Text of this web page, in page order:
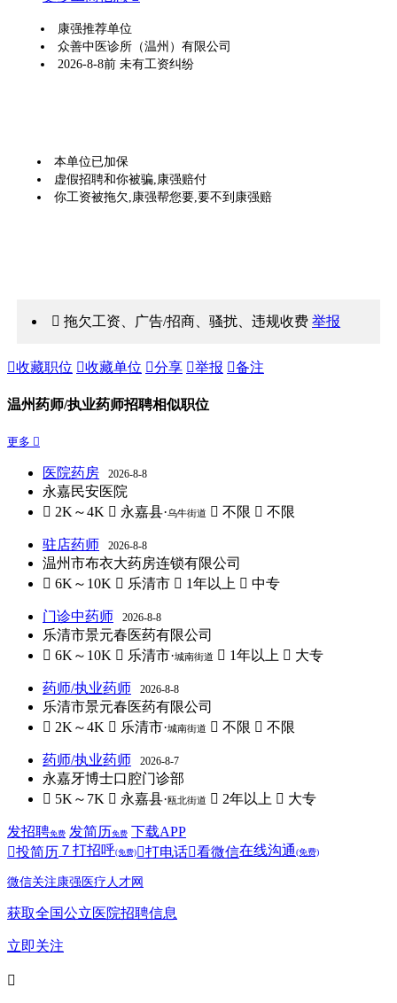
康强推荐单位
众善中医诊所（温州）有限公司
2026-8-8前 未有工资纠纷
本单位已加保
虚假招聘和你被骗,康强赔付
你工资被拖欠,康强帮您要,要不到康强赔
 拖欠工资、广告/招商、骚扰、违规收费举报
收藏职位 收藏单位 分享 举报 备注
温州药师/执业药师招聘相似职位
更多 
医院药房 2026-8-8
永嘉民安医院
 2K～4K  永嘉县·乌牛街道  不限  不限
驻店药师 2026-8-8
温州市布衣大药房连锁有限公司
 6K～10K  乐清市  1年以上  中专
门诊中药师 2026-8-8
乐清市景元春医药有限公司
 6K～10K  乐清市·城南街道  1年以上  大专
药师/执业药师 2026-8-8
乐清市景元春医药有限公司
 2K～4K  乐清市·城南街道  不限  不限
药师/执业药师 2026-8-7
永嘉牙博士口腔门诊部
 5K～7K  永嘉县·瓯北街道  2年以上  大专
发招聘免费 发简历免费 下载APP
投简历 ７ 打招呼(免费) 打电话看微信在线沟通(免费)
微信关注康强医疗人才网
获取全国公立医院招聘信息
立即关注
